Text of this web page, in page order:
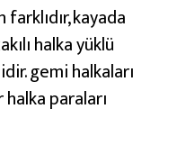
kayada
halka yüklü
gemi halkaları
paraları